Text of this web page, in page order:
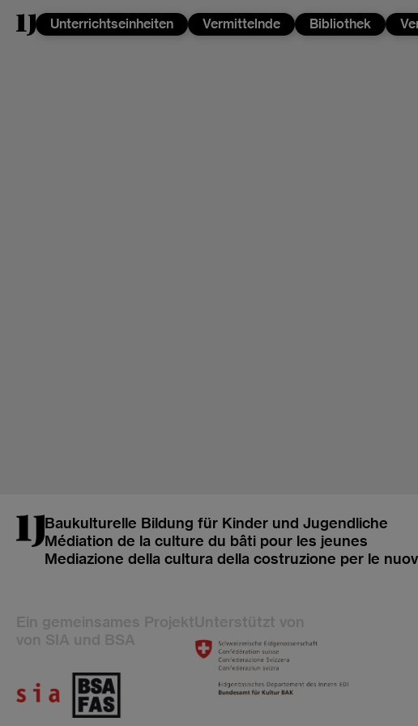
Unterrichtseinheiten Vermittelnde Bibliothek
Baukulturelle Bildung für Kinder und Jugendliche
Médiation de la culture du bâti pour les jeunes
Mediazione della cultura della costruzione per le